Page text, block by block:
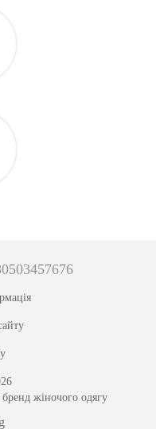
жіночого одягу